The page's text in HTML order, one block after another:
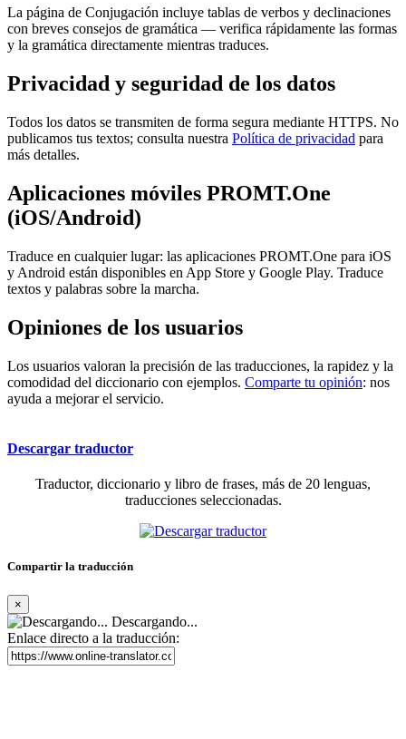
La página de Conjugación incluye tablas de verbos y declinaciones
con breves consejos de gramática — verifica rápidamente las formas
y la gramática directamente mientras traduces.
Privacidad y seguridad de los datos
Todos los datos se transmiten de forma segura mediante HTTPS. No
publicamos tus textos; consulta nuestra Política de privacidad para
más detalles.
Aplicaciones móviles PROMT.One
(iOS/Android)
Traduce en cualquier lugar: las aplicaciones PROMT.One para iOS
y Android están disponibles en App Store y Google Play. Traduce
textos y palabras sobre la marcha.
Opiniones de los usuarios
Los usuarios valoran la precisión de las traducciones, la rapidez y la
comodidad del diccionario con ejemplos. Comparte tu opinión: nos
ayuda a mejorar el servicio.
Descargar traductor
Traductor, diccionario y libro de frases, más de 20 lenguas,
traducciones seleccionadas.
Compartir la traducción
×
Descargando...
Enlace directo a la traducción: